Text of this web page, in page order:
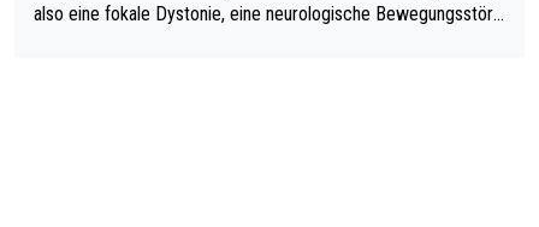
also eine fokale Dystonie, eine neurologische Bewegungsstöru